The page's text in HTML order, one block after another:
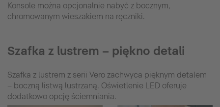
Konsole można opcjonalnie nabyć z bocznym,
chromowanym wieszakiem na ręczniki.
Szafka z lustrem – piękno detali
Szafka z lustrem z serii Vero zachwyca pięknym detalem
– boczną listwą lustrzaną. Oświetlenie LED oferuje
dodatkowo opcję ściemniania.